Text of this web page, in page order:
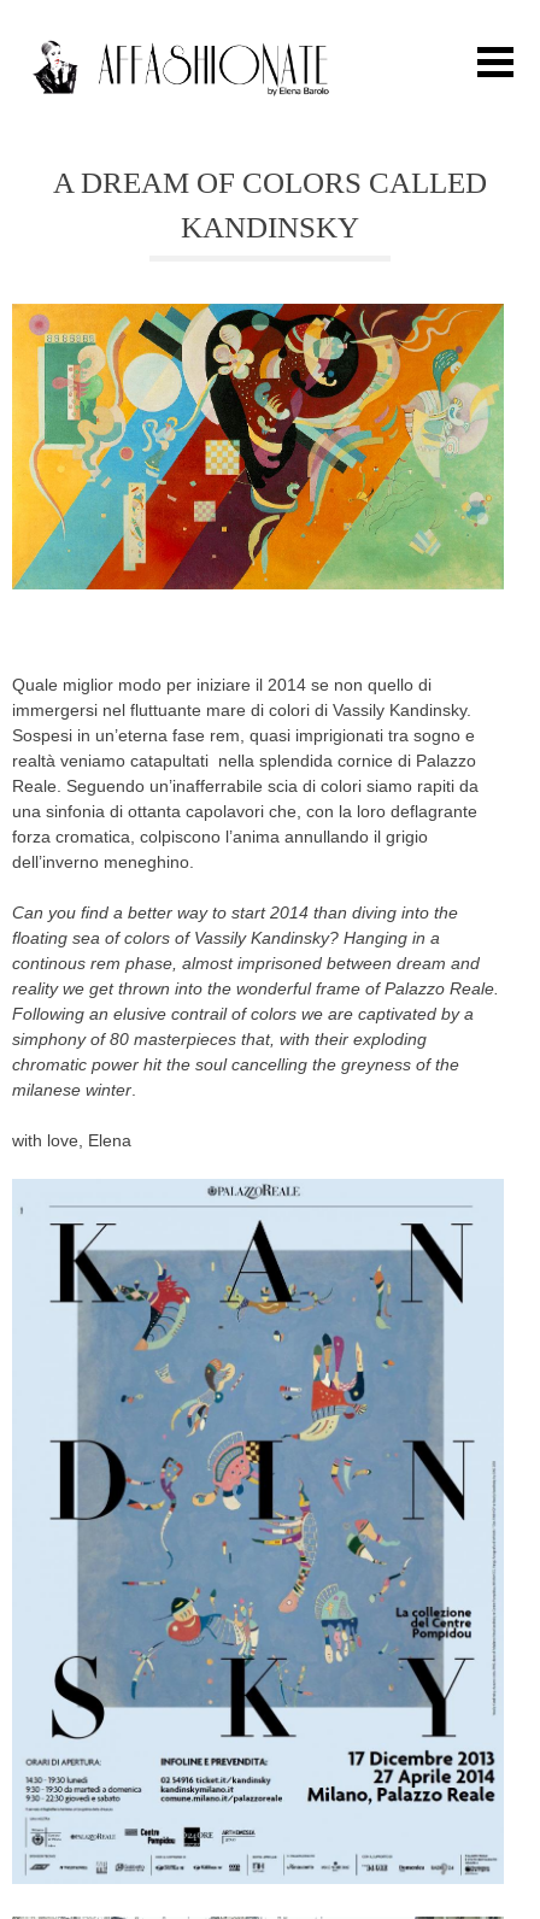
FASHION
OUTFIT
BEAUTY
TRAVEL
PARTIES
CELEB
PRESS
CONTACT
ABOUT
ARCHIVES
HOME
A DREAM OF COLORS CALLED
KANDINSKY
Quale miglior modo per iniziare il 2014 se non quello di
immergersi nel fluttuante mare di colori di Vassily Kandinsky.
Sospesi in un’eterna fase rem, quasi imprigionati tra sogno e
realtà veniamo catapultati nella splendida cornice di Palazzo
Reale. Seguendo un’inafferrabile scia di colori siamo rapiti da
una sinfonia di ottanta capolavori che, con la loro deflagrante
forza cromatica, colpiscono l’anima annullando il grigio
dell’inverno meneghino.
Can you find a better way to start 2014 than diving into the
floating sea of colors of Vassily Kandinsky? Hanging in a
continous rem phase, almost imprisoned between dream and
reality we get thrown into the wonderful frame of Palazzo Reale.
Following an elusive contrail of colors we are captivated by a
simphony of 80 masterpieces that, with their exploding
chromatic power hit the soul cancelling the greyness of the
milanese winter
with love, Elena